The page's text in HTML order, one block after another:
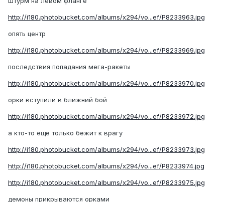
http://i180.photobucket.com/albums/x294/vo...ef/P8233963.jpg
опять центр
http://i180.photobucket.com/albums/x294/vo...ef/P8233969.jpg
последствия попадания мега-ракеты
http://i180.photobucket.com/albums/x294/vo...ef/P8233970.jpg
орки вступили в ближний бой
http://i180.photobucket.com/albums/x294/vo...ef/P8233972.jpg
а кто-то еще только бежит к врагу
http://i180.photobucket.com/albums/x294/vo...ef/P8233973.jpg
http://i180.photobucket.com/albums/x294/vo...ef/P8233974.jpg
http://i180.photobucket.com/albums/x294/vo...ef/P8233975.jpg
демоны прикрываются орками